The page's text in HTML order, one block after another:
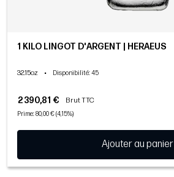
1 KILO LINGOT D'ARGENT | HERAEUS
32.15oz • Disponibilité: 45
2 390,81 € Brut TTC
Prime: 80,00 € (4,15%)
Ajouter au panier